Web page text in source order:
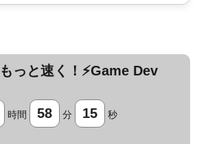
っと速く！⚡️Game Dev
時間 58 分 13 秒